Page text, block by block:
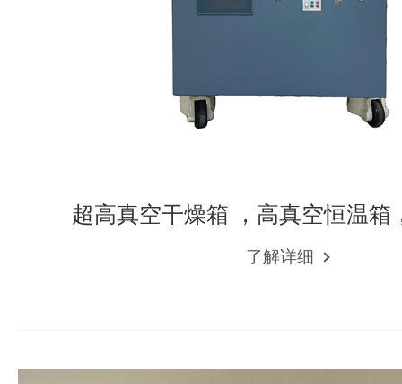
超高真空干燥箱 ，高真空恒温箱
了解详细